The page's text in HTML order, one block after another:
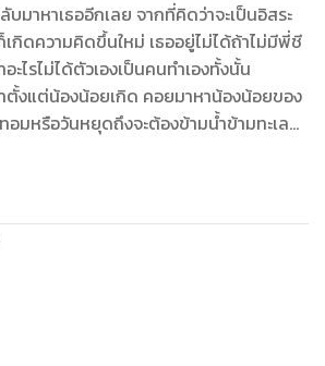
มาหาเธออีกเลย จากที่คิดว่าจะเป็นอิสระ
เกิดความคิดขึ้นใหม่ เธออยู่ไม่ได้ถ้าไม่มีพี่ชี
ไรไม่ได้ตัวเองเป็นคนทำเองทั้งนั้น
ตั้งแต่น้องน้อยเกิด คอยมาหาน้องน้อยของ
อมหรือวันหยุดถึงจะต้องข้ามน้ำข้ามทะเลมา
ด่าทอต่อว่าตลอดแต่ก็ยอมเพราะรัก และ
วันนั้นเขาก็ไม่กลับมาหาน้องน้อยอีกเลย